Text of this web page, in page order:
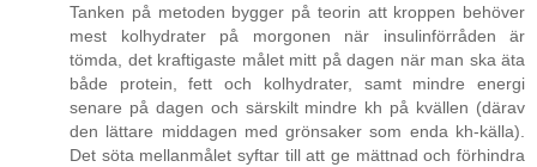
Tanken på metoden bygger på teorin att kroppen behöver
mest kolhydrater på morgonen när insulinförråden är
tömda, det kraftigaste målet mitt på dagen när man ska äta
både protein, fett och kolhydrater, samt mindre energi
senare på dagen och särskilt mindre kh på kvällen (därav
den lättare middagen med grönsaker som enda kh-källa).
Det söta mellanmålet syftar till att ge mättnad och förhindra